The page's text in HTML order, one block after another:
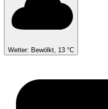
Wetter: Bewölkt, 13 °C